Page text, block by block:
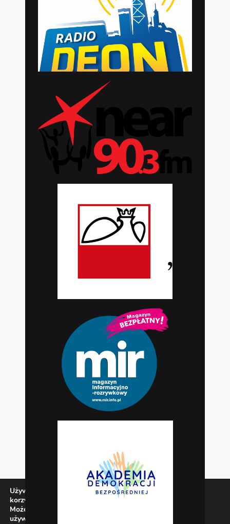
Używamy ciasteczek, aby zapewnić najlepszą jakość
korzystania z naszej witryny.
Możesz dowiedzieć się więcej o tym, jakich ciasteczek
używamy, lub wyłączyć je w